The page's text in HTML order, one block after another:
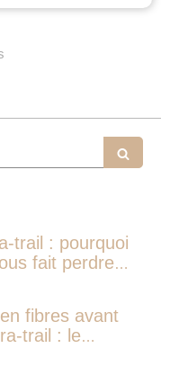
trail : pourquoi
fait perdre
micro-
fibres avant
trail : le
des